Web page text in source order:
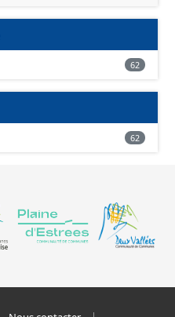
62
62